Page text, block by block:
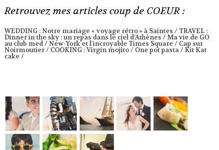
Retrouvez mes articles coup de COEUR :
WEDDING : Notre mariage « voyage rétro » à Saintes / TRAVEL :
Dinner in the sky : un repas dans le ciel d’Athènes /Ma vie de GO
au club med/ New-York et l'incroyable Times Square / Cap sur
Noirmoutier/ COOKING :Virgin mojito/ One pot pasta/Kit Kat
cake /